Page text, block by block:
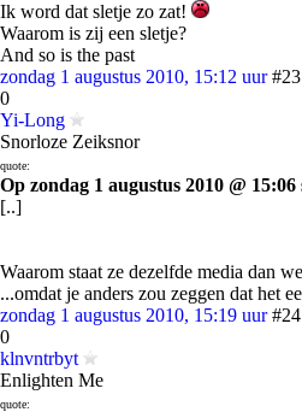
Ik word dat sletje zo zat!
Waarom is zij een sletje?
And so is the past
zondag 1 augustus 2010, 15:12 uur #23
0
Yi-Long
Snorloze Zeiksnor
quote:
Op zondag 1 augustus 2010 @
[..]
Waarom staat ze dezelfde media dan
...omdat je anders zou zeggen dat het
zondag 1 augustus 2010, 15:19 uur #24
0
klnvntrbyt
Enlighten Me
quote: